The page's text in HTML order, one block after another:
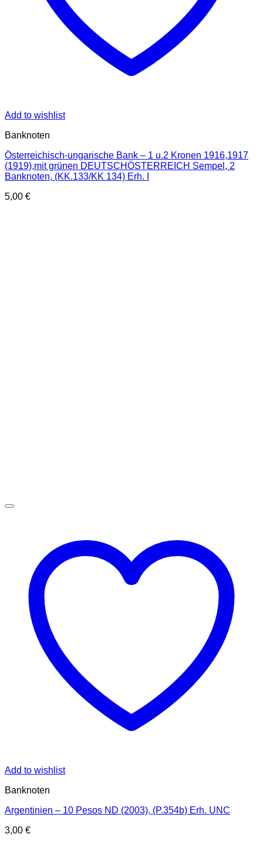
Add to wishlist
Banknoten
Österreichisch-ungarische Bank – 1 u.2 Kronen 1916,1917
(1919),mit grünen DEUTSCHÖSTERREICH Sempel, 2
Banknoten, (KK.133/KK 134) Erh. I
5,00 €
Add to wishlist
Banknoten
Argentinien – 10 Pesos ND (2003), (P.354b) Erh. UNC
3,00 €